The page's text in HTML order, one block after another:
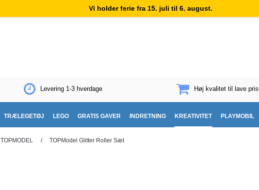
Vi holder ferie fra 15. juli til 6. august.
Levering 1-3 hverdage Høj kvalitet til lave
TRÆLEGETØJ LEGO GRATIS GAVER INDRETNING KREATIVITET PLAYMOBIL
TOPMODEL / TOPModel Glitter Roller Sæt